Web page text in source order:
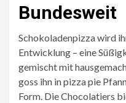
Bundesweit
Schokoladenpizza wird
Entwicklung – eine
gemischt mit
goss ihn in pizza pie
Form. Die Chocolatiers